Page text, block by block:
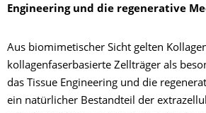
Engineering und die regenerative
Aus biomimetischer Sicht gelten
kollagenfaserbasierte Zellträger als
das Tissue Engineering und die
ein natürlicher Bestandteil der